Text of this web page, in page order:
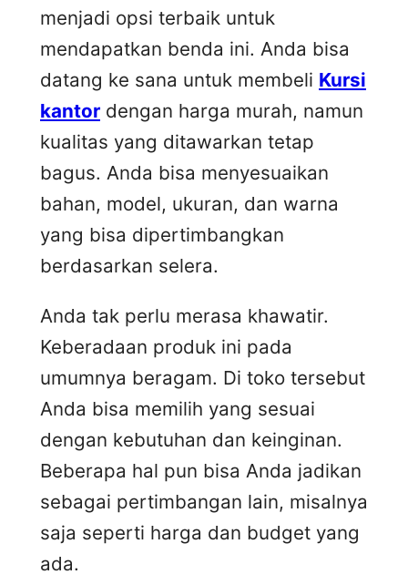
menjadi opsi terbaik untuk
mendapatkan benda ini. Anda bisa
datang ke sana untuk membeli Kursi
kantor dengan harga murah, namun
kualitas yang ditawarkan tetap
bagus. Anda bisa menyesuaikan
bahan, model, ukuran, dan warna
yang bisa dipertimbangkan
berdasarkan selera.
Anda tak perlu merasa khawatir.
Keberadaan produk ini pada
umumnya beragam. Di toko tersebut
Anda bisa memilih yang sesuai
dengan kebutuhan dan keinginan.
Beberapa hal pun bisa Anda jadikan
sebagai pertimbangan lain, misalnya
saja seperti harga dan budget yang
ada.